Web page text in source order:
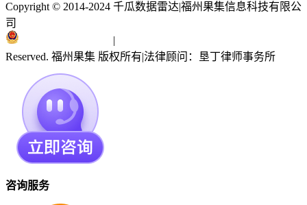
Copyright © 2014-2024 千瓜数据雷达|福州果集信息科技有限公
司
|
Reserved. 福州果集 版权所有|法律顾问：垦丁律师事务所
咨询服务